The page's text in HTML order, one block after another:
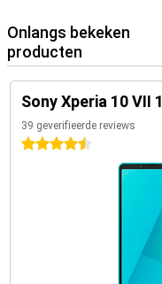
Onlangs bekeken
producten
Sony Xperia 10 VII
39 geverifieerde reviews
4.5 sterren